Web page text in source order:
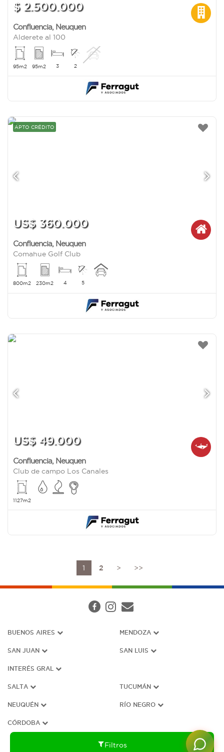
Filtros
$ 2.500.000
Confluencia, Neuquen
Alderete al 100
95m2 95m2 3 2
APTO CRÉDITO
US$ 360.000
Confluencia, Neuquen
Comahue Golf Club
800m2 230m2 4 5
US$ 49.000
Confluencia, Neuquen
Club de campo Los Canales
1127m2
1 2 > >>
BUENOS AIRES MENDOZA
SAN JUAN SAN LUIS
INTERÉS GRAL
SALTA TUCUMÁN
NEUQUÉN RÍO NEGRO
CÓRDOBA